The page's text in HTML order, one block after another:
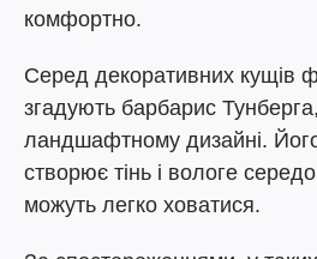
комфортно.
Серед декоративних кущів
згадують барбарис
ландшафтному дизайні.
створює тінь і вологе
можуть легко ховатися.